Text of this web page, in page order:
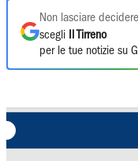
Non lasciare
scegli
Il Tirreno
per le tue notizie su